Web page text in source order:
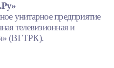
унитарное предприятие
телевизионная и
(ВГТРК).